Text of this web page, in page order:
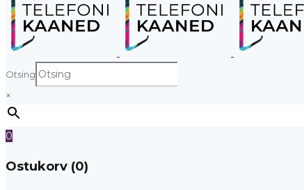
Otsing
×
0
Ostukorv (0)